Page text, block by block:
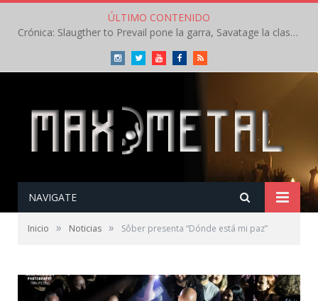
ÚLTIMO CONTENIDO
Crónica: Slaugther to Prevail pone la garra, Savatage la clase en la apertura del Leyendas del Rock – Miércoles – Agosto 2026
InstagramTwitterYoutubeFacebookRSS
NAVIGATE
Inicio » Noticias » Sôber presenta “Dónde está mi paz”